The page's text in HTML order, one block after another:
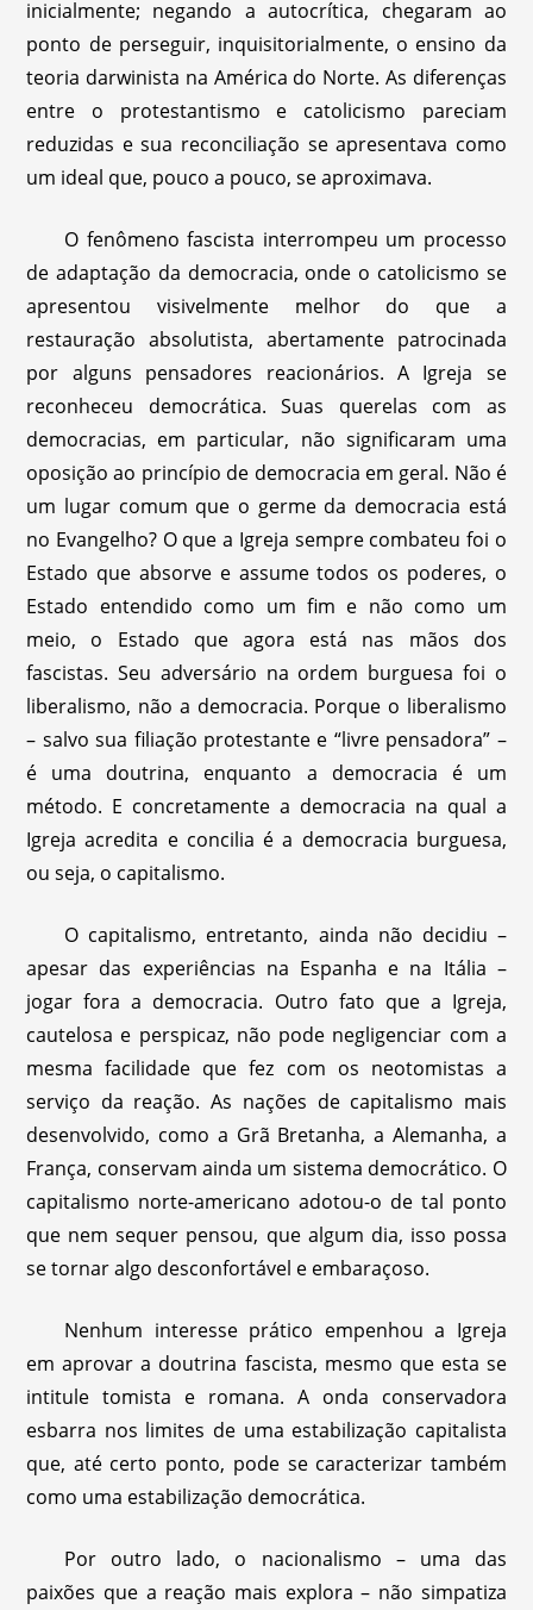
inicialmente; negando a autocrítica, chegaram ao
ponto de perseguir, inquisitorialmente, o ensino da
teoria darwinista na América do Norte. As diferenças
entre o protestantismo e catolicismo pareciam
reduzidas e sua reconciliação se apresentava como
um ideal que, pouco a pouco, se aproximava.
O fenômeno fascista interrompeu um processo
de adaptação da democracia, onde o catolicismo se
apresentou visivelmente melhor do que a
restauração absolutista, abertamente patrocinada
por alguns pensadores reacionários. A Igreja se
reconheceu democrática. Suas querelas com as
democracias, em particular, não significaram uma
oposição ao princípio de democracia em geral. Não é
um lugar comum que o germe da democracia está
no Evangelho? O que a Igreja sempre combateu foi o
Estado que absorve e assume todos os poderes, o
Estado entendido como um fim e não como um
meio, o Estado que agora está nas mãos dos
fascistas. Seu adversário na ordem burguesa foi o
liberalismo, não a democracia. Porque o liberalismo
– salvo sua filiação protestante e “livre pensadora” –
é uma doutrina, enquanto a democracia é um
método. E concretamente a democracia na qual a
Igreja acredita e concilia é a democracia burguesa,
ou seja, o capitalismo.
O capitalismo, entretanto, ainda não decidiu –
apesar das experiências na Espanha e na Itália –
jogar fora a democracia. Outro fato que a Igreja,
cautelosa e perspicaz, não pode negligenciar com a
mesma facilidade que fez com os neotomistas a
serviço da reação. As nações de capitalismo mais
desenvolvido, como a Grã Bretanha, a Alemanha, a
França, conservam ainda um sistema democrático. O
capitalismo norte-americano adotou-o de tal ponto
que nem sequer pensou, que algum dia, isso possa
se tornar algo desconfortável e embaraçoso.
Nenhum interesse prático empenhou a Igreja
em aprovar a doutrina fascista, mesmo que esta se
intitule tomista e romana. A onda conservadora
esbarra nos limites de uma estabilização capitalista
que, até certo ponto, pode se caracterizar também
como uma estabilização democrática.
Por outro lado, o nacionalismo – uma das
paixões que a reação mais explora – não simpatiza